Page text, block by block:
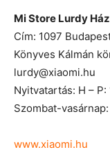
Mi Store Lurdy Ház
Cím: 1097
Könyves Kálmán
lurdy@xiaomi.hu
Nyitvatartás: H – P:
Szombat-
www.xiaomi.hu